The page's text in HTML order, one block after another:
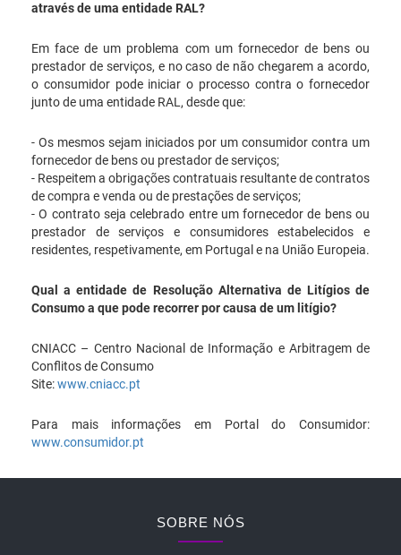
através de uma entidade RAL?
Em face de um problema com um fornecedor de bens ou
prestador de serviços, e no caso de não chegarem a acordo,
o consumidor pode iniciar o processo contra o fornecedor
junto de uma entidade RAL, desde que:
- Os mesmos sejam iniciados por um consumidor contra um
fornecedor de bens ou prestador de serviços;
- Respeitem a obrigações contratuais resultante de contratos
de compra e venda ou de prestações de serviços;
- O contrato seja celebrado entre um fornecedor de bens ou
prestador de serviços e consumidores estabelecidos e
residentes, respetivamente, em Portugal e na União Europeia.
Qual a entidade de Resolução Alternativa de Litígios de
Consumo a que pode recorrer por causa de um litígio?
CNIACC – Centro Nacional de Informação e Arbitragem de
Conflitos de Consumo
Site:www.cniacc.pt
Para mais informações em Portal do Consumidor:
www.consumidor.pt
SOBRE NÓS